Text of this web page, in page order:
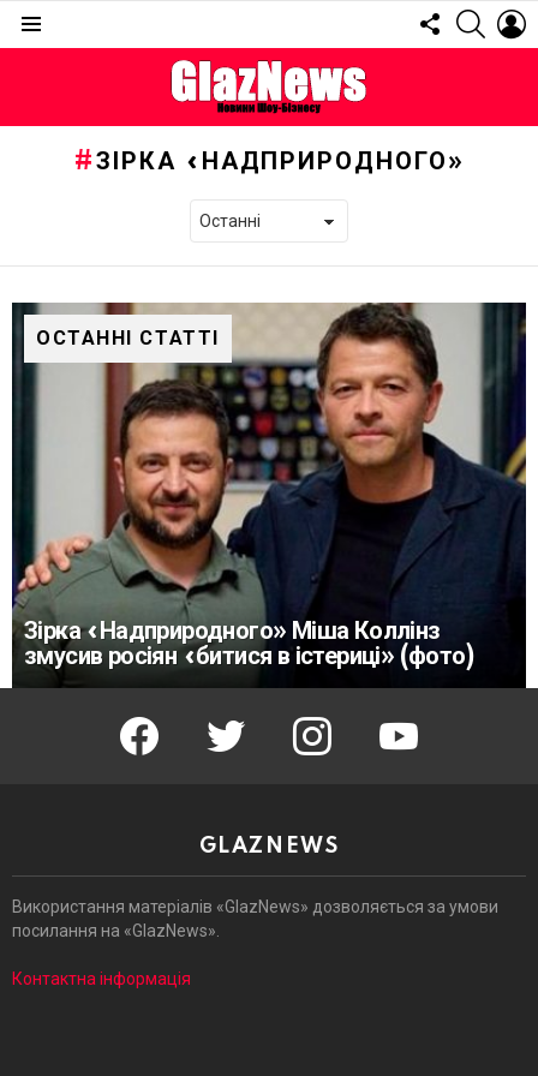
FOLLOW
US
ЗІРКА «НАДПРИРОДНОГО»
ОСТАННІ СТАТТІ
Зірка «Надприродного» Міша Коллінз
змусив росіян «битися в істериці» (фото)
facebook twitter instagram youtube
GLAZNEWS
Використання матеріалів «GlazNews» дозволяється за умови
посилання на «GlazNews».
Контактна інформація